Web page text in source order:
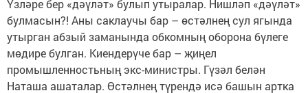
Үзләре бер «дәүләт» булып утыралар. Нишләп «дәүләт»
булмасын?! Аны саклаучы бар – өстәлнең сул ягында
утырган абзый заманында обкомның оборона бүлеге
мөдире булган. Киендерүче бар – җиңел
промышленностьның экс-министры. Гүзәл белән
Наташа ашаталар. Өстәлнең түрендә исә башын артка